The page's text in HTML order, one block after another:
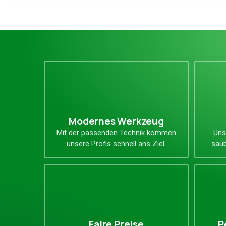
Modernes Werkzeug
Mit der passenden Technik kommen
unsere Profis schnell ans Ziel.